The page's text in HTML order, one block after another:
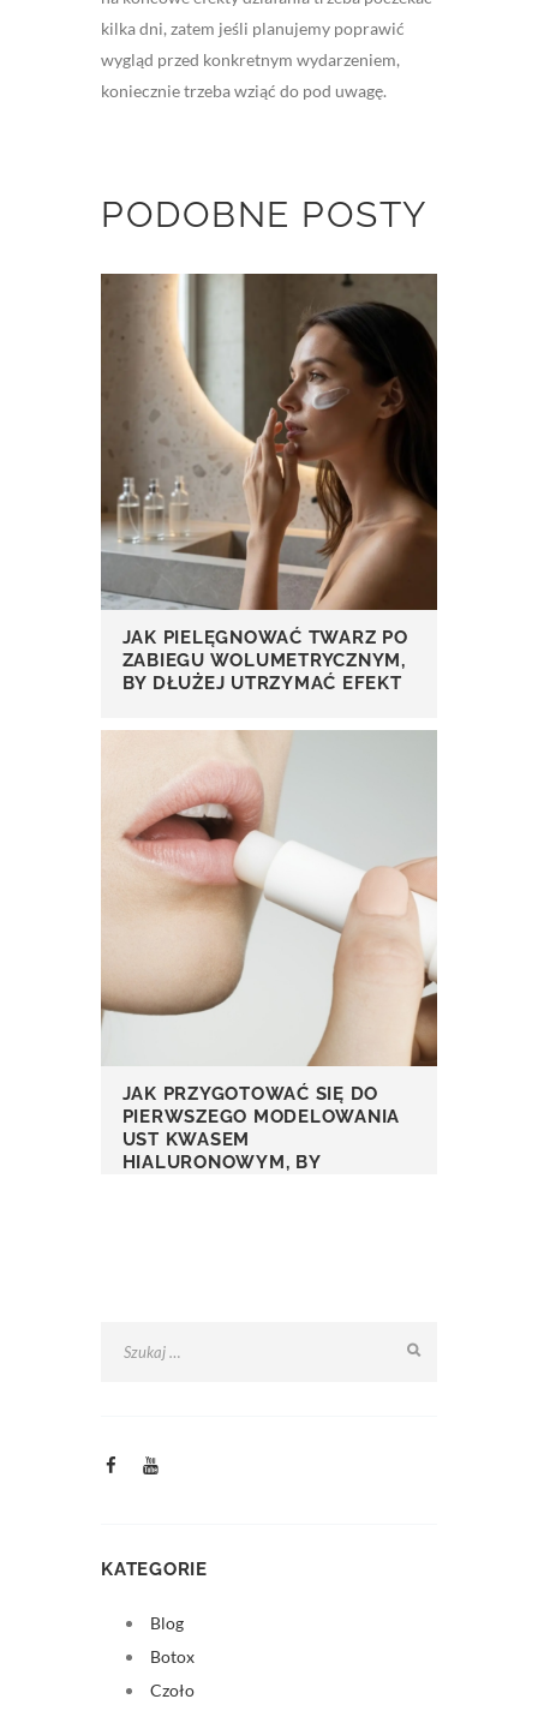
kilka dni, zatem jeśli planujemy poprawić
wygląd przed konkretnym wydarzeniem,
koniecznie trzeba wziąć do pod uwagę.
PODOBNE POSTY
JAK PIELĘGNOWAĆ TWARZ PO
ZABIEGU WOLUMETRYCZNYM,
BY DŁUŻEJ UTRZYMAĆ EFEKT
JAK PRZYGOTOWAĆ SIĘ DO
PIERWSZEGO MODELOWANIA
UST KWASEM
HIALURONOWYM, BY
KATEGORIE
Blog
Botox
Czoło